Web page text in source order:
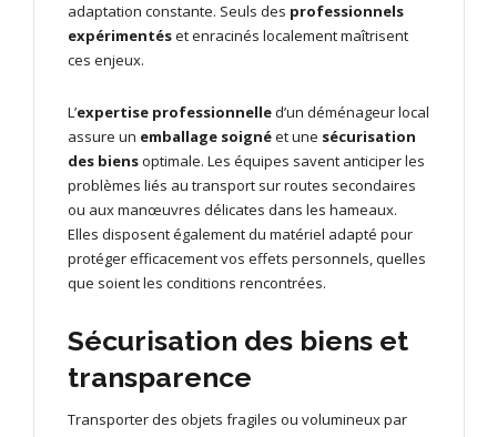
adaptation constante. Seuls des professionnels
expérimentéset enracinés localement maîtrisent
ces enjeux.
L’expertise professionnelled’un déménageur local
assure un emballage soignéet une sécurisation
des biensoptimale. Les équipes savent anticiper les
problèmes liés au transport sur routes secondaires
ou aux manœuvres délicates dans les hameaux.
Elles disposent également du matériel adapté pour
protéger efficacement vos effets personnels, quelles
que soient les conditions rencontrées.
Sécurisation des biens et
transparence
Transporter des objets fragiles ou volumineux par